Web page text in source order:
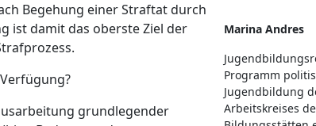
Begehung einer Straftat durch
ist damit das oberste Ziel der
grundlegender
Marina Andres
Programm
Jugendbildung
Arbeitskreises